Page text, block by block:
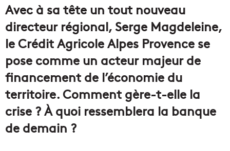
Avec à sa tête un tout nouveau
directeur régional, Serge Magdeleine,
le Crédit Agricole Alpes Provence se
pose comme un acteur majeur de
financement de l’économie du
territoire. Comment gère-t-elle la
crise ? À quoi ressemblera la banque
de demain ?